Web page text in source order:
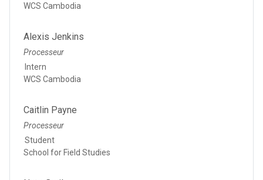
WCS Cambodia
Alexis Jenkins
Processeur
Intern
WCS Cambodia
Caitlin Payne
Processeur
Student
School for Field Studies